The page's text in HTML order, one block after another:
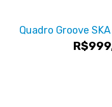
Quadro Groove SKA
R$